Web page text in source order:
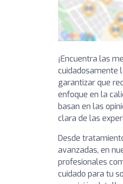
¡Encuentra las
cuidadosamente
garantizar que
enfoque en la
basan en las
clara de las
Desde
avanzadas, en
profesionales
cuidado para tu